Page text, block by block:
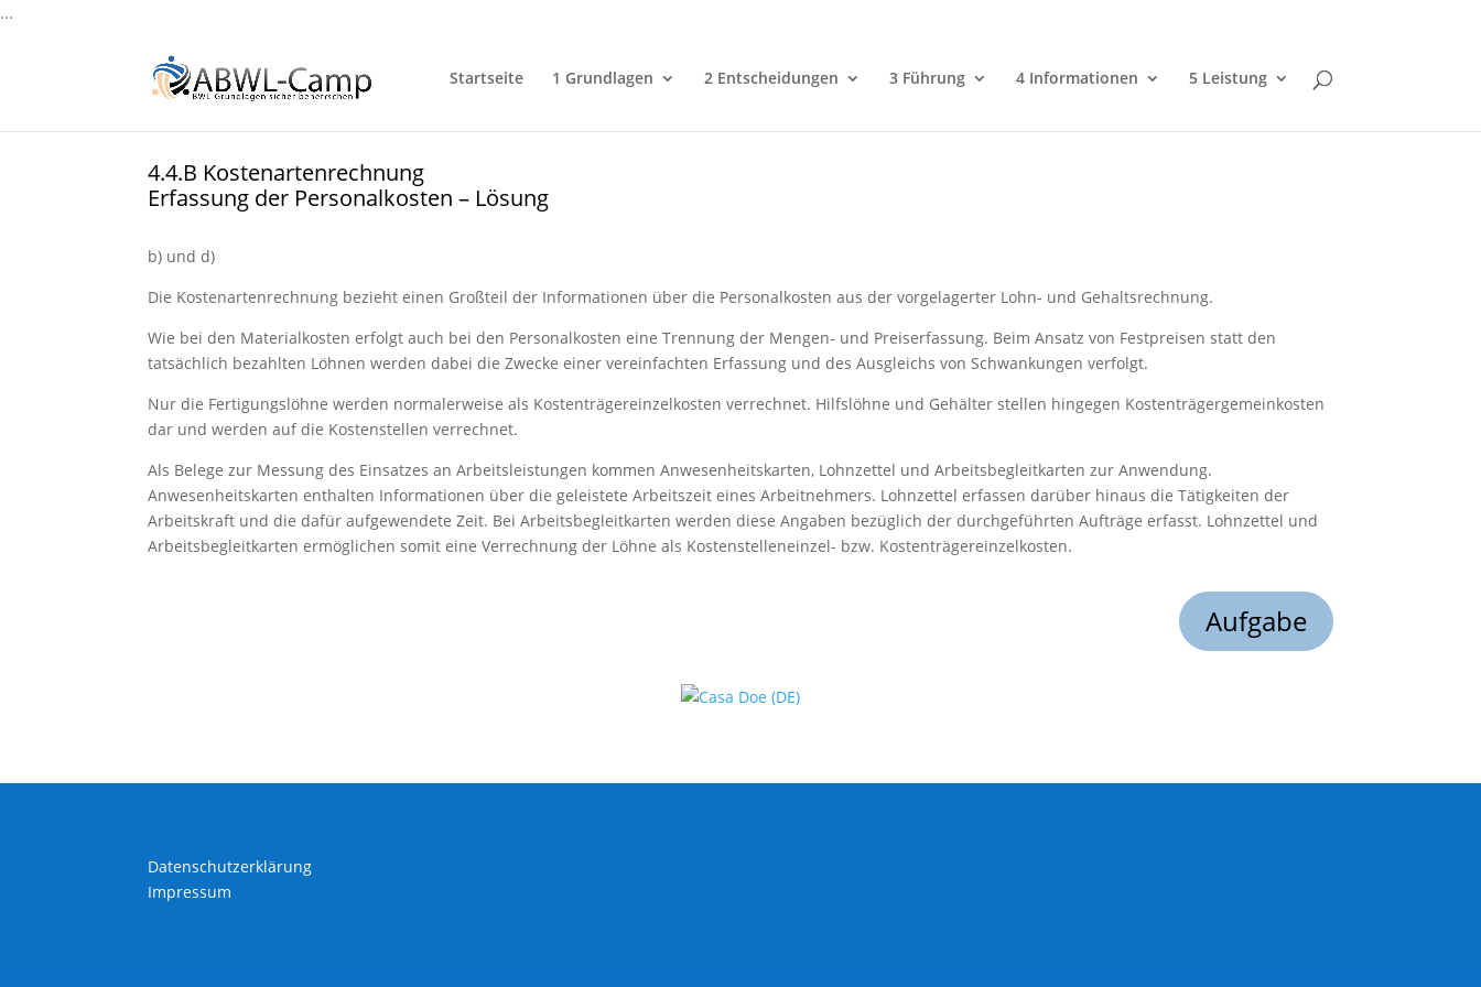
...
Startseite 1 Grundlagen 2 Entscheidungen 3 Führung 4 Informationen 5 Leistung
4.4.B Kostenartenrechnung
Erfassung der Personalkosten – Lösung
b) und d)
Die Kostenartenrechnung bezieht einen Großteil der Informationen über die Personalkosten aus der vorgelagerter Lohn- und Gehaltsrechnung.
Wie bei den Materialkosten erfolgt auch bei den Personalkosten eine Trennung der Mengen- und Preiserfassung. Beim Ansatz von Festpreisen statt den
tatsächlich bezahlten Löhnen werden dabei die Zwecke einer vereinfachten Erfassung und des Ausgleichs von Schwankungen verfolgt.
Nur die Fertigungslöhne werden normalerweise als Kostenträgereinzelkosten verrechnet. Hilfslöhne und Gehälter stellen hingegen Kostenträgergemeinkosten
dar und werden auf die Kostenstellen verrechnet.
Als Belege zur Messung des Einsatzes an Arbeitsleistungen kommen Anwesenheitskarten, Lohnzettel und Arbeitsbegleitkarten zur Anwendung.
Anwesenheitskarten enthalten Informationen über die geleistete Arbeitszeit eines Arbeitnehmers. Lohnzettel erfassen darüber hinaus die Tätigkeiten der
Arbeitskraft und die dafür aufgewendete Zeit. Bei Arbeitsbegleitkarten werden diese Angaben bezüglich der durchgeführten Aufträge erfasst. Lohnzettel und
Arbeitsbegleitkarten ermöglichen somit eine Verrechnung der Löhne als Kostenstelleneinzel- bzw. Kostenträgereinzelkosten.
Aufgabe
Datenschutzerklärung
Impressum